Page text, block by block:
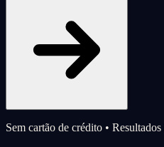
Sem cartão de crédito •